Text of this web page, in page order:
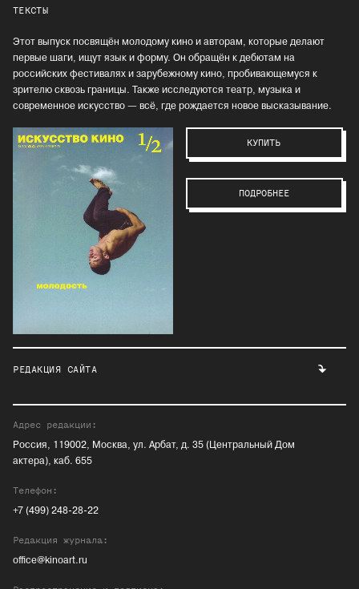
ТЕКСТЫ
Этот выпуск посвящён молодому кино и авторам, которые делают
первые шаги, ищут язык и форму. Он обращён к дебютам на
российских фестивалях и зарубежному кино, пробивающемуся к
зрителю сквозь границы. Также исследуются театр, музыка и
современное искусство — всё, где рождается новое высказывание.
КУПИТЬ
ПОДРОБНЕЕ
РЕДАКЦИЯ САЙТА
Адрес редакции:
Россия, 119002, Москва, ул. Арбат, д. 35 (Центральный Дом
актера), каб. 655
Телефон:
+7 (499) 248-28-22
Редакция журнала:
office@kinoart.ru